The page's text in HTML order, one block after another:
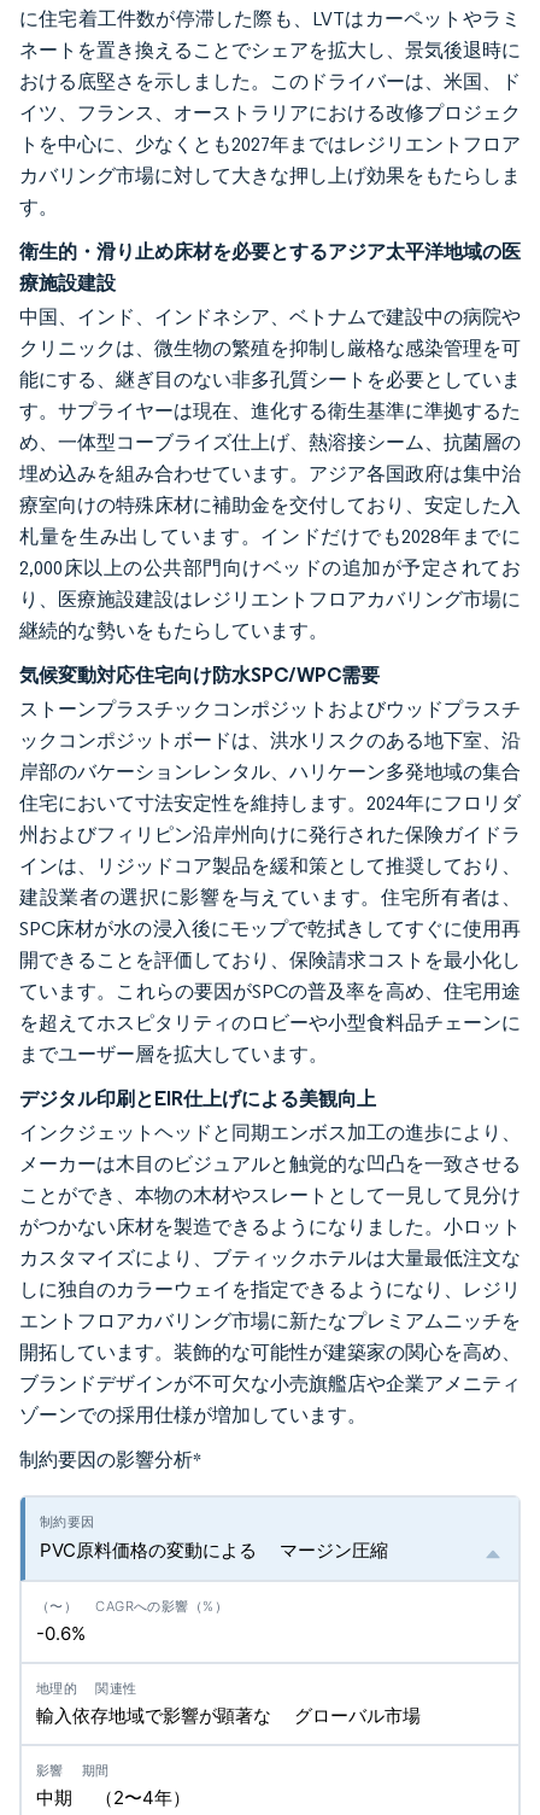
に住宅着工件数が停滞した際も、LVTはカーペットやラミ
ネートを置き換えることでシェアを拡大し、景気後退時に
おける底堅さを示しました。このドライバーは、米国、ド
イツ、フランス、オーストラリアにおける改修プロジェク
トを中心に、少なくとも2027年まではレジリエントフロア
カバリング市場に対して大きな押し上げ効果をもたらしま
す。
衛生的・滑り止め床材を必要とするアジア太平洋地域の医
療施設建設
中国、インド、インドネシア、ベトナムで建設中の病院や
クリニックは、微生物の繁殖を抑制し厳格な感染管理を可
能にする、継ぎ目のない非多孔質シートを必要としていま
す。サプライヤーは現在、進化する衛生基準に準拠するた
め、一体型コーブライズ仕上げ、熱溶接シーム、抗菌層の
埋め込みを組み合わせています。アジア各国政府は集中治
療室向けの特殊床材に補助金を交付しており、安定した入
札量を生み出しています。インドだけでも2028年までに
2,000床以上の公共部門向けベッドの追加が予定されてお
り、医療施設建設はレジリエントフロアカバリング市場に
継続的な勢いをもたらしています。
気候変動対応住宅向け防水SPC/WPC需要
ストーンプラスチックコンポジットおよびウッドプラスチ
ックコンポジットボードは、洪水リスクのある地下室、沿
岸部のバケーションレンタル、ハリケーン多発地域の集合
住宅において寸法安定性を維持します。2024年にフロリダ
州およびフィリピン沿岸州向けに発行された保険ガイドラ
インは、リジッドコア製品を緩和策として推奨しており、
建設業者の選択に影響を与えています。住宅所有者は、
SPC床材が水の浸入後にモップで乾拭きしてすぐに使用再
開できることを評価しており、保険請求コストを最小化し
ています。これらの要因がSPCの普及率を高め、住宅用途
を超えてホスピタリティのロビーや小型食料品チェーンに
までユーザー層を拡大しています。
デジタル印刷とEIR仕上げによる美観向上
インクジェットヘッドと同期エンボス加工の進歩により、
メーカーは木目のビジュアルと触覚的な凹凸を一致させる
ことができ、本物の木材やスレートとして一見して見分け
がつかない床材を製造できるようになりました。小ロット
カスタマイズにより、ブティックホテルは大量最低注文な
しに独自のカラーウェイを指定できるようになり、レジリ
エントフロアカバリング市場に新たなプレミアムニッチを
開拓しています。装飾的な可能性が建築家の関心を高め、
ブランドデザインが不可欠な小売旗艦店や企業アメニティ
ゾーンでの採用仕様が増加しています。
制約要因の影響分析*
PVC原料価格の変動による マージン圧縮
-0.6%
輸入依存地域で影響が顕著な グローバル市場
中期 （2〜4年）